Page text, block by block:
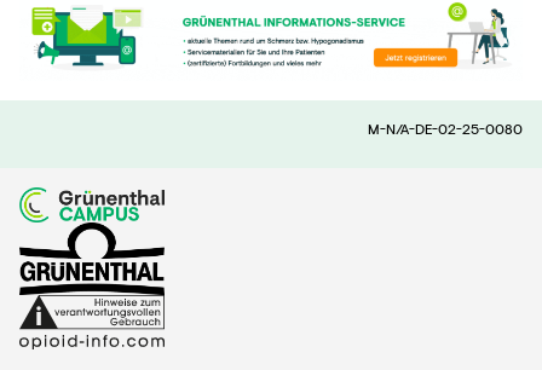
M-N/A-DE-02-25-0080